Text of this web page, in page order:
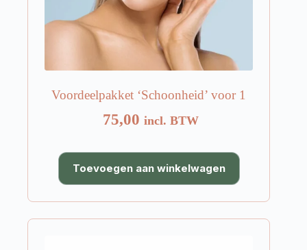
Voordeelpakket ‘Schoonheid’ voor 1
75,00 incl. BTW
Toevoegen aan winkelwagen